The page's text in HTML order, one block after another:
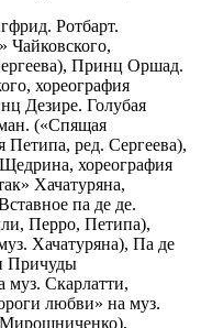
Ротбарт.
Чайковского,
Принц Оршад.
хореография
Дезире. Голубая
(«Спящая
Петипа, ред. Сергеева),
хореография
Хачатуряна,
па де де.
Перро, Петипа),
Хачатуряна), Па де
Причуды
муз. Скарлатти,
любви» на муз.
Мирошниченко),